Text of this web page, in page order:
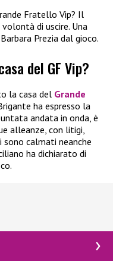
Fratello Vip? Il
di uscire. Una
Prezia dal gioco.
del GF Vip?
la casa del Grande
ha espresso la
andata in onda, è
alleanze, con litigi,
sono calmati neanche
ha dichiarato di